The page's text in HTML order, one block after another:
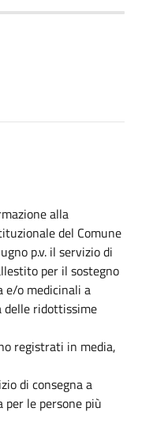
alla
del Comune
p.v. il servizio di
per il sostegno
e/o medicinali a
delle ridottissime
registrati in media,
di consegna a
le persone più